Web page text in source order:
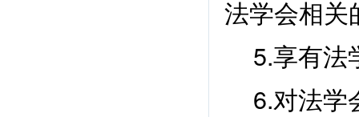
法学会相关
5.享有法
6.对法学